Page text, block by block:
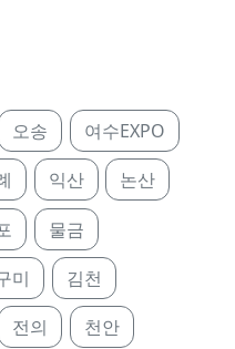
오송 여수EXPO
익산 논산
물금
미 김천
전의 천안